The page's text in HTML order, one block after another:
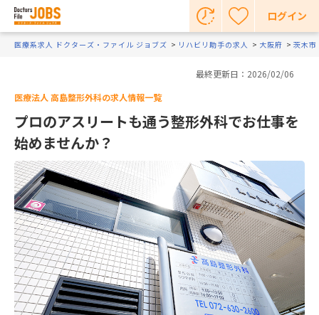
ログイン
医療系求人 ドクターズ・ファイル ジョブズ リハビリ助手の求人 大阪府 茨木市
最終更新日：2026/02/06
医療法人 高島整形外科の求人情報一覧
プロのアスリートも通う整形外科でお仕事を
始めませんか？